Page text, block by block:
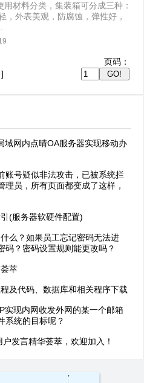
材料分类，集装箱可分成三种：
，外表美观，防腐蚀，弹性好，
]
页码：
域网内点晴OA服务器实现移动办
账号疑似非法攻击，已被系统拦
员，所有页面都变成了这样，
(服务器软硬件配置)
么？如果员工忘记密码无法进
码？密码设置规则能更改吗？
萃
及代码、数据库和相关程序下载
实现内网收发外网的某一个邮箱
系统的目标呢？
发言精华荟萃，欢迎加入！